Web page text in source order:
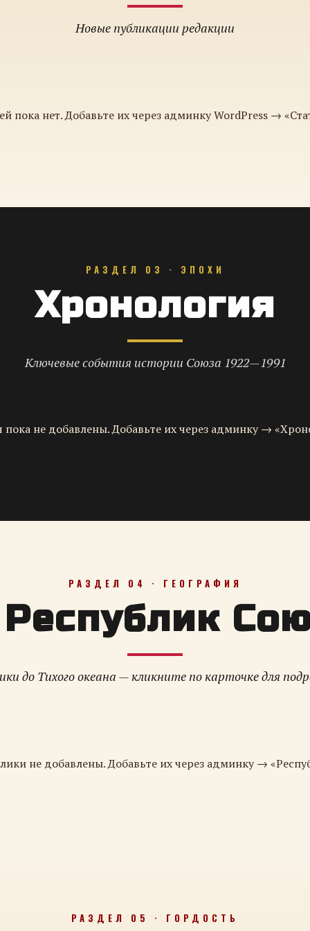
Новые публикации редакции
пока нет. Добавьте их через админку WordPress →
РАЗДЕЛ 03 · ЭПОХИ
Хронология
Ключевые события истории Союза 1922—1991
пока не добавлены. Добавьте их через админку →
РАЗДЕЛ 04 · ГЕОГРАФИЯ
Республик
до Тихого океана — кликните по карточке для
не добавлены. Добавьте их через админку →
РАЗДЕЛ 05 · ГОРДОСТЬ